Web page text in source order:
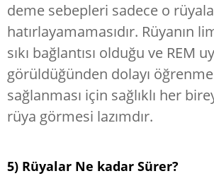
deme sebepleri sadece o
hatırlayamamasıdır. Rüyanın
sıkı bağlantısı olduğu ve REM
görüldüğünden dolayı
sağlanması için sağlıklı her
rüya görmesi lazımdır.
5) Rüyalar Ne kadar Sürer?